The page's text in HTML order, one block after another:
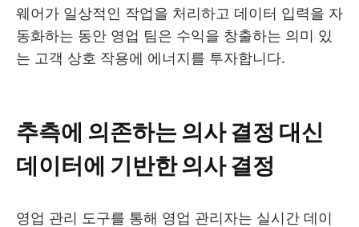
웨어가 일상적인 작업을 처리하고 데이터 입력을 자
동화하는 동안 영업 팀은 수익을 창출하는 의미 있
는 고객 상호 작용에 에너지를 투자합니다.
추측에 의존하는 의사 결정 대신
데이터에 기반한 의사 결정
영업 관리 도구를 통해 영업 관리자는 실시간 데이